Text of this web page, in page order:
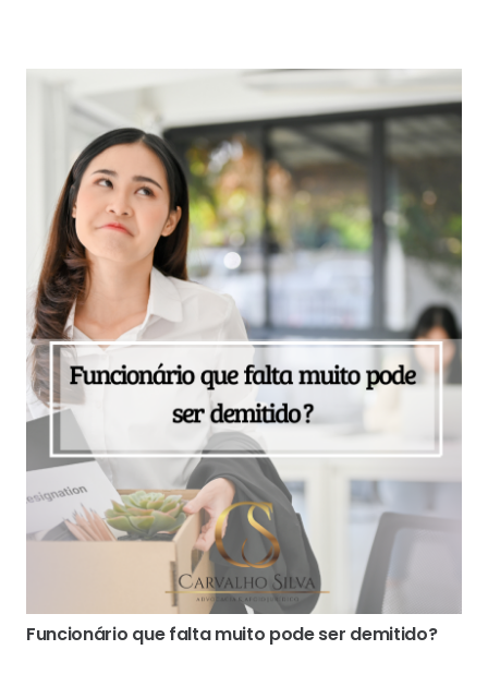
Funcionário que falta muito pode ser demitido?